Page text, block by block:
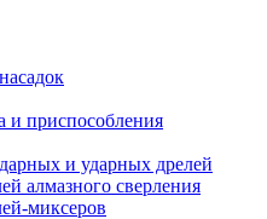
и приспособления
и ударных дрелей
алмазного сверления
миксеров